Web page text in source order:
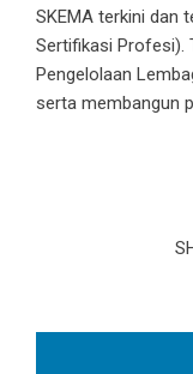
SKEMA terkini dan
Sertifikasi Profesi).
Pengelolaan
serta membangun